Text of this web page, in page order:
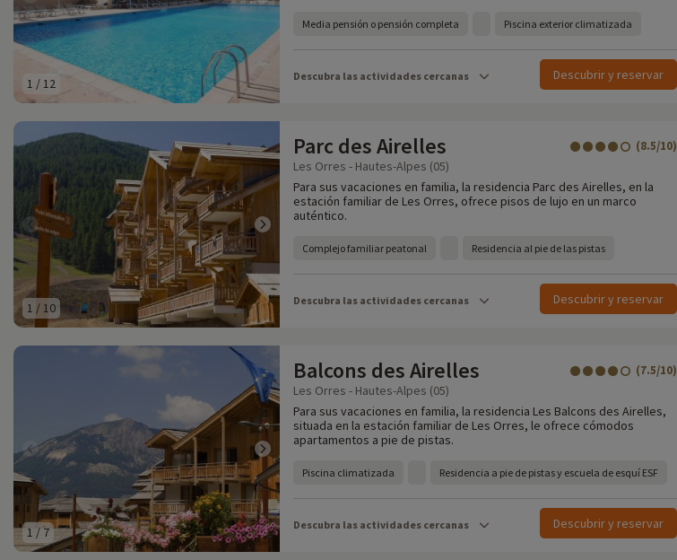
1 /12
Media pensión o pensión completa Piscina exterior climatizada
Descubra las actividades cercanas Descubrir y reservar
1 / 10
Parc des Airelles (8.5/10)
Les Orres - Hautes-Alpes (05)
Para sus vacaciones en familia, la residencia Parc des Airelles, en la
estación familiar de Les Orres, ofrece pisos de lujo en un marco
auténtico.
Complejo familiar peatonal Residencia al pie de las pistas
Descubra las actividades cercanas Descubrir y reservar
1 /7
Balcons des Airelles (7.5/10)
Les Orres - Hautes-Alpes (05)
Para sus vacaciones en familia, la residencia Les Balcons des Airelles,
situada en la estación familiar de Les Orres, le ofrece cómodos
apartamentos a pie de pistas.
Piscina climatizada Residencia a pie de pistas y escuela de esquí ESF
Descubra las actividades cercanas Descubrir y reservar